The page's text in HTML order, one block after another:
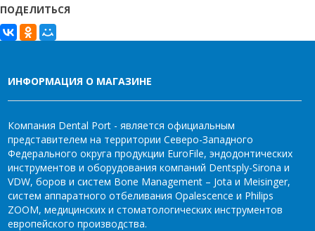
ПОДЕЛИТЬСЯ
ИНФОРМАЦИЯ О МАГАЗИНЕ
Компания Dental Port - является официальным
представителем на территории Северо-Западного
Федерального округа продукции EuroFile, эндодонтических
инструментов и оборудования компаний Dentsply-Sirona и
VDW, боров и систем Bone Management – Jota и Meisinger,
систем аппаратного отбеливания Opalescence и Philips
ZOOM, медицинских и стоматологических инструментов
европейского производства.